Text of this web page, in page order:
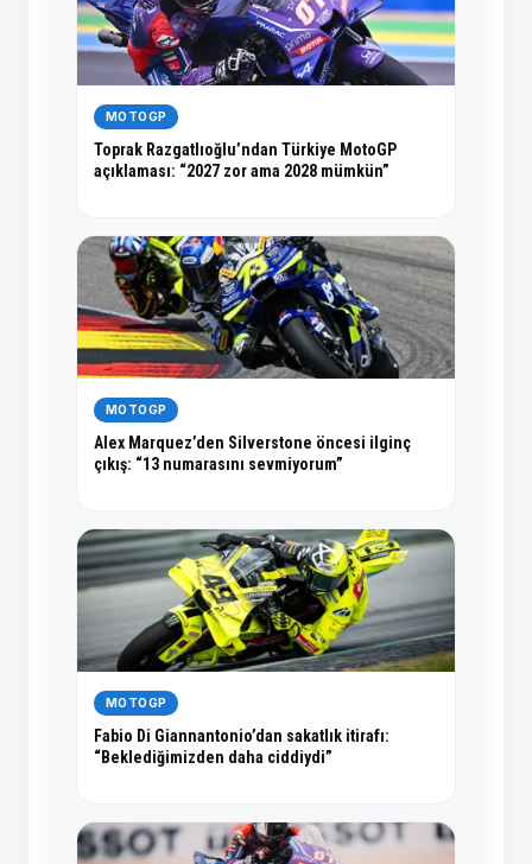
MOTOGP
Toprak Razgatlıoğlu’ndan Türkiye MotoGP
açıklaması: “2027 zor ama 2028 mümkün”
MOTOGP
Alex Marquez’den Silverstone öncesi ilginç
çıkış: “13 numarasını sevmiyorum”
MOTOGP
Fabio Di Giannantonio’dan sakatlık itirafı:
“Beklediğimizden daha ciddiydi”